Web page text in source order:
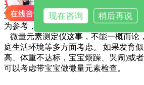
开微量元素检测表，就属于违规，宝
宝宝的身体发育似乎有一些问题，医
为参考，那就应该做了!
微量元素测定仪这事，不能一概而论
庭生活环境等多方面考虑。 如果发育
高、体重不达标，宝宝烦躁、哭闹)或
可以考虑带宝宝做微量元素检查。
现在咨询 稍后再说